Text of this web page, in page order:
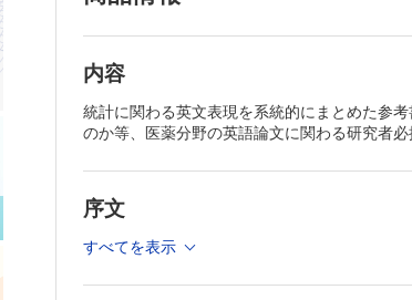
内容
統計に関わる英文表現を系統的にまとめた参
のか等、医薬分野の英語論文に関わる研究者必
序文
すべてを表示